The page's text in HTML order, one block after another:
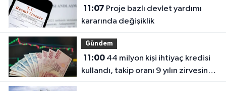
11:07
kararında değişiklik
Gündem
11:0044 milyon kişi ihtiyaç kredisi
kullandı, takip oranı 9 yılın zirvesine
çıktı!